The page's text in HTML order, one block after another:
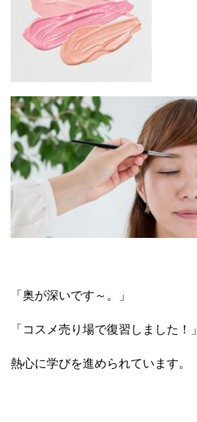
「奥が深いです～。」
「コスメ売り場で復習しました！」
熱心に学びを進められています。